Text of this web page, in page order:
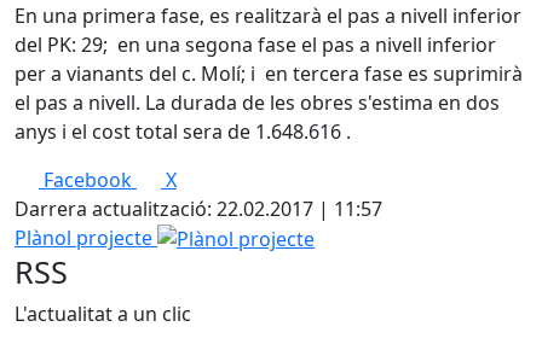
En una primera fase, es realitzarà el pas a nivell inferior
del PK: 29; en una segona fase el pas a nivell inferior
per a vianants del c. Molí; i en tercera fase es suprimirà
el pas a nivell. La durada de les obres s'estima en dos
anys i el cost total sera de 1.648.616 .
Facebook
X
Darrera actualització: 22.02.2017 | 11:57
Plànol projecte
RSS
L'actualitat a un clic